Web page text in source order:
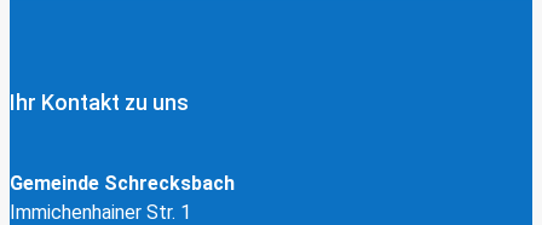
Ihr Kontakt zu uns
Gemeinde Schrecksbach
Immichenhainer Str. 1